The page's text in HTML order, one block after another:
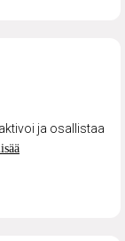
ja osallistaa